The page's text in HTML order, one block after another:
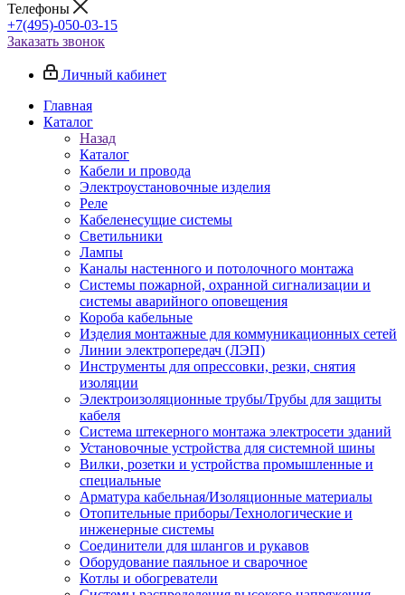
Телефоны
+7(495)-050-03-15
Заказать звонок
Личный кабинет
Главная
Каталог
Назад
Каталог
Кабели и провода
Электроустановочные изделия
Реле
Кабеленесущие системы
Светильники
Лампы
Каналы настенного и потолочного монтажа
Системы пожарной, охранной сигнализации и
системы аварийного оповещения
Короба кабельные
Изделия монтажные для коммуникационных сетей
Линии электропередач (ЛЭП)
Инструменты для опрессовки, резки, снятия
изоляции
Электроизоляционные трубы/Трубы для защиты
кабеля
Система штекерного монтажа электросети зданий
Установочные устройства для системной шины
Вилки, розетки и устройства промышленные и
специальные
Арматура кабельная/Изоляционные материалы
Отопительные приборы/Технологические и
инженерные системы
Соединители для шлангов и рукавов
Оборудование паяльное и сварочное
Котлы и обогреватели